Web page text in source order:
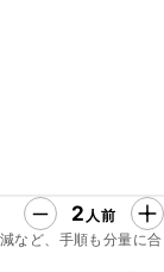
2 人前
など、手順も分量に合